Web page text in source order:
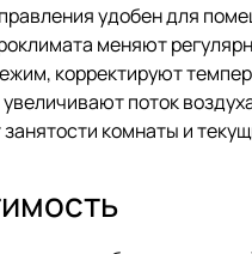
удобен для
меняют
корректируют
поток
комнаты и